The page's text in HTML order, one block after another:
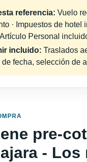
referencia: Vuelo
· Impuestos de
Personal
incluido: Traslados
fecha, selección de
pre-
- Los